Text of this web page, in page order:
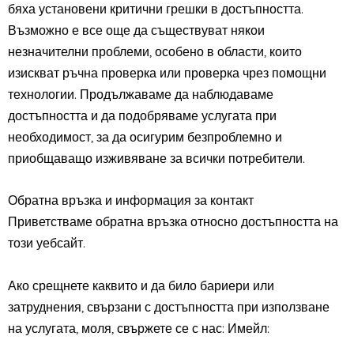
бяха установени критични грешки в достъпността.
Възможно е все още да съществуват някои
незначителни проблеми, особено в области, които
изискват ръчна проверка или проверка чрез помощни
технологии. Продължаваме да наблюдаваме
достъпността и да подобряваме услугата при
необходимост, за да осигурим безпроблемно и
приобщаващо изживяване за всички потребители.
Обратна връзка и информация за контакт
Приветстваме обратна връзка относно достъпността на
този уебсайт.
Ако срещнете каквито и да било бариери или
затруднения, свързани с достъпността при използване
на услугата, моля, свържете се с нас: Имейл: